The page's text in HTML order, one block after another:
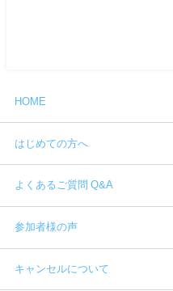
HOME
はじめての方へ
よくあるご質問 Q&A
参加者様の声
キャンセルについて